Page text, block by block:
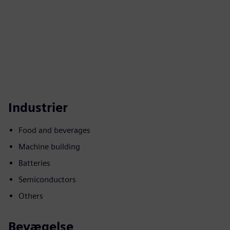
Industrier
Food and beverages
Machine building
Batteries
Semiconductors
Others
Bevægelse